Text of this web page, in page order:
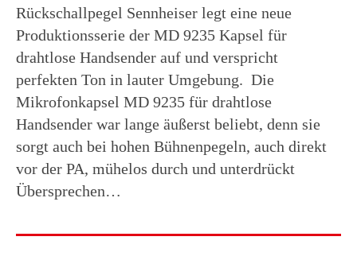
Rückschallpegel Sennheiser legt eine neue
Produktionsserie der MD 9235 Kapsel für
drahtlose Handsender auf und verspricht
perfekten Ton in lauter Umgebung. Die
Mikrofonkapsel MD 9235 für drahtlose
Handsender war lange äußerst beliebt, denn sie
sorgt auch bei hohen Bühnenpegeln, auch direkt
vor der PA, mühelos durch und unterdrückt
Übersprechen…